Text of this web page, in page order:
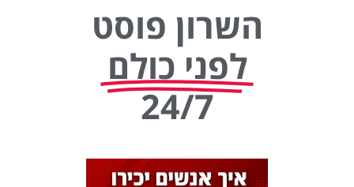
השרון פוסט
לפני כולם
24/7